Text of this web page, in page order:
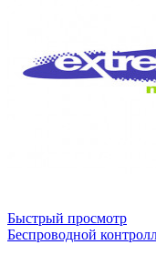
Быстрый просмотр
Беспроводной